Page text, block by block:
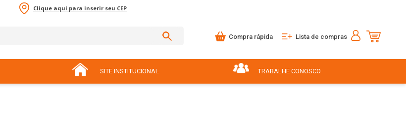
Clique aqui para inserir seu CEP
Compra rápida Lista de compras
SITE INSTITUCIONAL TRABALHE CONOSCO